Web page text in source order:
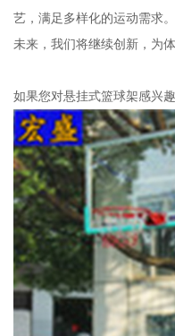
艺，满足多样化的运动需求。
未来，我们将继续创新，为
如果您对悬挂式篮球架感兴